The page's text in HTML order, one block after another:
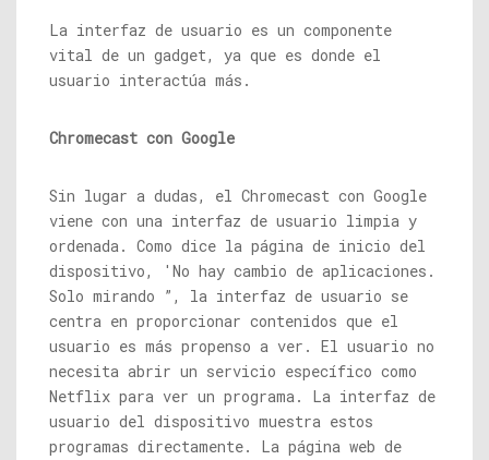
La interfaz de usuario es un componente
vital de un gadget, ya que es donde el
usuario interactúa más.
Chromecast con Google
Sin lugar a dudas, el Chromecast con Google
viene con una interfaz de usuario limpia y
ordenada. Como dice la página de inicio del
dispositivo, 'No hay cambio de aplicaciones.
Solo mirando ”, la interfaz de usuario se
centra en proporcionar contenidos que el
usuario es más propenso a ver. El usuario no
necesita abrir un servicio específico como
Netflix para ver un programa. La interfaz de
usuario del dispositivo muestra estos
programas directamente. La página web de